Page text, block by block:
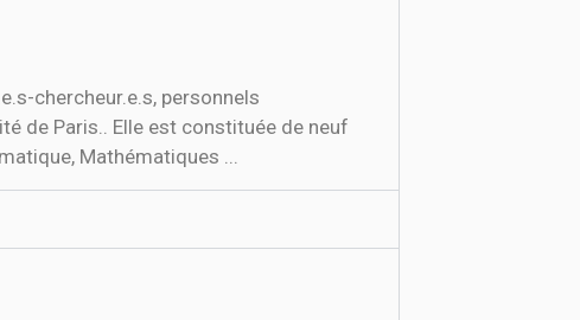
chercheur.e.s, personnels
de Paris.. Elle est constituée de neuf
Mathématiques ...